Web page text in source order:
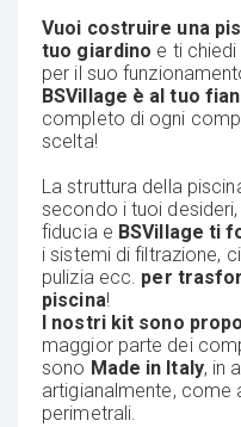
Vuoi costruire una
tuo giardino e ti
per il suo
BSVillage è al tuo
completo di ogni
scelta!
La struttura della
secondo i tuoi
fiducia e BSVillage ti
i sistemi di filtrazione,
pulizia ecc. per
piscina!
I nostri kit sono
maggior parte dei
sono Made in Italy, in
artigianalmente, come
perimetrali.